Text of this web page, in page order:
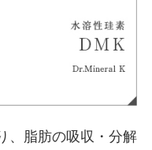
、脂肪の吸収・分解